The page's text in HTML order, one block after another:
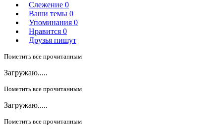
Слежение 0
Ваши темы 0
Упоминания 0
Нравится 0
Друзья пишут
Пометить все прочитанным
Загружаю.....
Пометить все прочитанным
Загружаю.....
Пометить все прочитанным